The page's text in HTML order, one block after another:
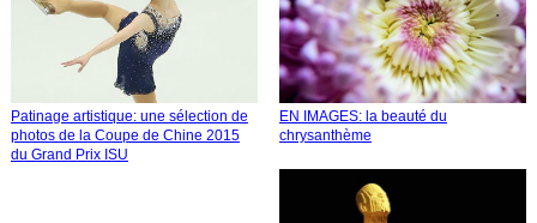
Patinage artistique: une sélection de
photos de la Coupe de Chine 2015
du Grand Prix ISU
EN IMAGES: la beauté du
chrysanthème